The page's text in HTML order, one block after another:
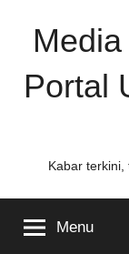
Portal
Kabar
Menu